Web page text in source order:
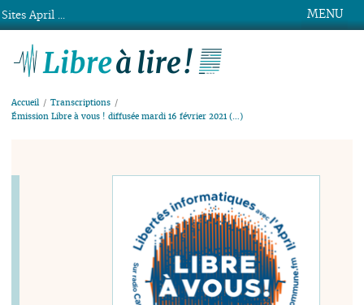
MENU
Accueil
Transcriptions
Émission Libre à vous ! diffusée mardi 16 février 2021 (…)
Sites April ...